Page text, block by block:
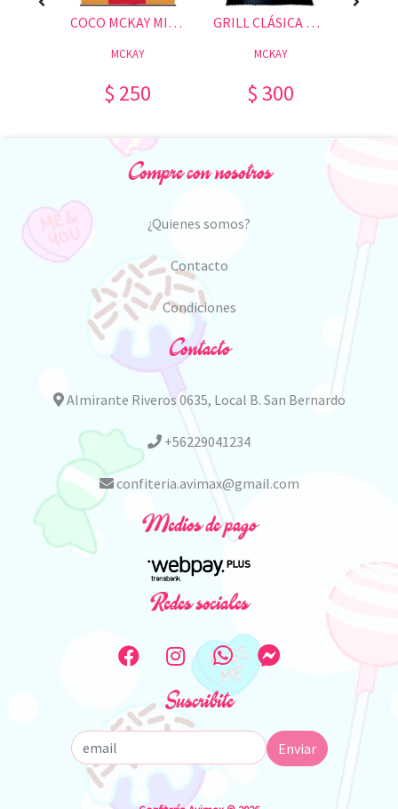
COCO MCKAY MINI 40GR.
MCKAY
$ 250
GRILL CLÁSICA MINI 35GR.
MCKAY
$ 300
Compre con nosotros
¿Quienes somos?
Contacto
Condiciones
Contacto
Almirante Riveros 0635, Local B. San Bernardo
+56229041234
confiteria.avimax@gmail.com
Medios de pago
Redes sociales
Suscribite
Enviar